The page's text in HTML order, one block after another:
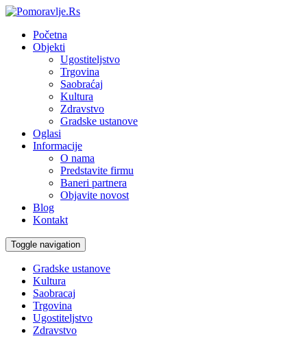
Početna
Objekti
Ugostiteljstvo
Trgovina
Saobraćaj
Kultura
Zdravstvo
Gradske ustanove
Oglasi
Informacije
O nama
Predstavite firmu
Baneri partnera
Objavite novost
Blog
Kontakt
Toggle navigation
Gradske ustanove
Kultura
Saobracaj
Trgovina
Ugostiteljstvo
Zdravstvo